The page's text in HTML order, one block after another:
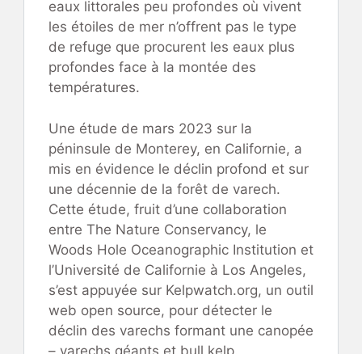
eaux littorales peu profondes où vivent
les étoiles de mer n’offrent pas le type
de refuge que procurent les eaux plus
profondes face à la montée des
températures.
Une étude de mars 2023 sur la
péninsule de Monterey, en Californie, a
mis en évidence le déclin profond et sur
une décennie de la forêt de varech.
Cette étude, fruit d’une collaboration
entre The Nature Conservancy, le
Woods Hole Oceanographic Institution et
l’Université de Californie à Los Angeles,
s’est appuyée sur Kelpwatch.org, un outil
web open source, pour détecter le
déclin des varechs formant une canopée
– varechs géants et bull kelp.